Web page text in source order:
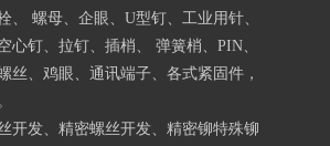
、 螺母、企眼、U型钉、工业用针、
心钉、拉钉、插梢、 弹簧梢、PIN、
丝、鸡眼、通讯端子、各式紧固件，
开发、精密螺丝开发、精密铆特殊铆